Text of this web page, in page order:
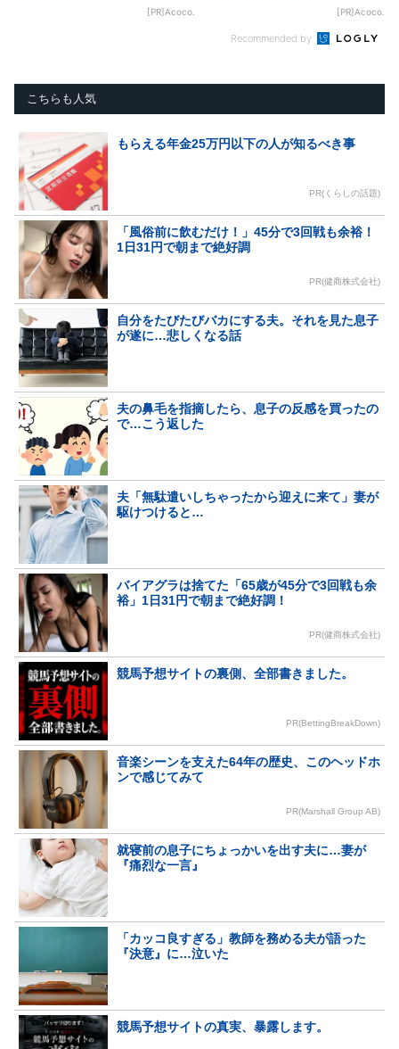
[PR]Acoco. [PR]Acoco.
Recommended by
こちらも人気
もらえる年金25万円以下の人が知るべき事
PR(くらしの話題)
「風俗前に飲むだけ！」45分で3回戦も余裕！
1日31円で朝まで絶好調
PR(健商株式会社)
自分をたびたびバカにする夫。それを見た息子
が遂に…悲しくなる話
夫の鼻毛を指摘したら、息子の反感を買ったの
で…こう返した
夫「無駄遣いしちゃったから迎えに来て」妻が
駆けつけると…
バイアグラは捨てた「65歳が45分で3回戦も余
裕」1日31円で朝まで絶好調！
PR(健商株式会社)
競馬予想サイトの裏側、全部書きました。
PR(BettingBreakDown)
音楽シーンを支えた64年の歴史、このヘッドホ
ンで感じてみて
PR(Marshall Group AB)
就寝前の息子にちょっかいを出す夫に…妻が
『痛烈な一言』
「カッコ良すぎる」教師を務める夫が語った
『決意』に…泣いた
競馬予想サイトの真実、暴露します。